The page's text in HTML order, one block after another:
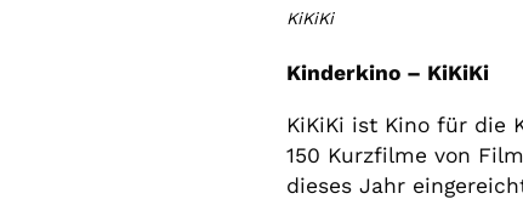
KiKiKi
Kinderkino – KiKiKi
KiKiKi ist Kino für die
150 Kurzfilme von
dieses Jahr